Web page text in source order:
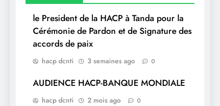
le President de la HACP à Tanda pour la
Cérémonie de Pardon et de Signature des
accords de paix
hacp dcnti 3 semaines ago 0
AUDIENCE HACP-BANQUE MONDIALE
hacp dcnti 2 mois ago 0